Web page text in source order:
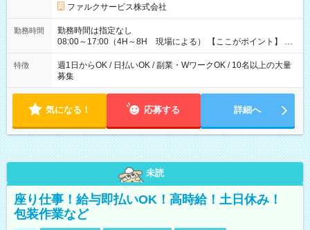
よっては早く終わることもあり！ その場合も給与金額は変わり
ません！ ≪給与例≫ ・週1日勤務 ㈪～㈮は本業のため㈯のみ
1現場/6.500×2現場＝日給13.000円×4日 ＝月給52.000円 ・週6
日でレギュラー勤務(勤続1年) 1現場/7.200×2現場＝日給14.400
る」などをして月に40万以上を稼ぐ人も☆ ◆支払い方法：日払
い・週払い・月3回払いが選択可能 【試用期間】試用期間なし
ファルクサービス株式会社
勤務時間
勤務時間は指定なし
08:00～17:00（4H～8H 現場による） 【ここがポイント】 ◆
給与の日給保障あり！ 「4時間の現場」が「1時間」で終わった
時も給料変わらず！ 「4時間の現場」のお給料をお支払いします
♪ 1日にたくさんの現場をこなせば、高収入を実現可能！
特徴
週1日からOK / 日払いOK / 副業・WワークOK / 10名以上の大量
募集
気になる！ 応募する 詳細へ
未読
座り仕事！給与即払いOK！高時給！土日休み！
包装作業など